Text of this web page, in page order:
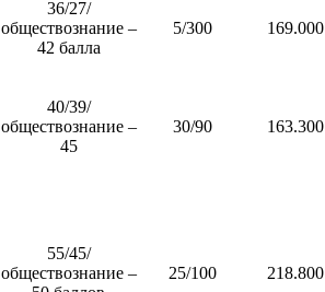
36/27/
обществознание –
42 балла
5/300 169.000
40/39/
обществознание –
45
30/90 163.300
55/45/
обществознание –
25/100 218.800